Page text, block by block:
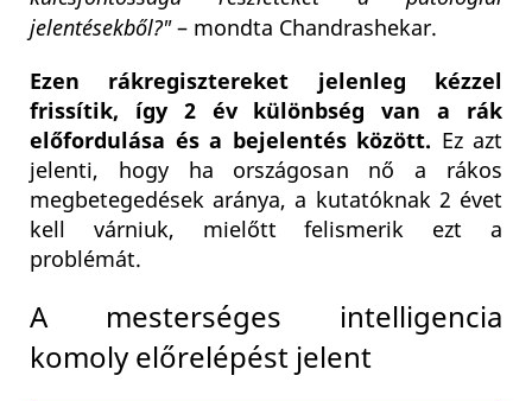
jelentésekből?"– mondta Chandrashekar.
Ezen rákregisztereket jelenleg kézzel
frissítik,
így 2 év különbség van a rák
előfordulása és a bejelentés között. Ez azt
jelenti, hogy ha országosan nő a rákos
megbetegedések aránya, a kutatóknak 2 évet
kell várniuk, mielőtt felismerik ezt a
problémát.
A mesterséges intelligencia
komoly előrelépést jelent